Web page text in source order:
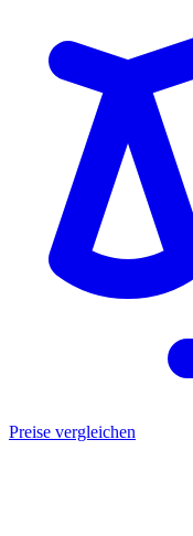
Preise vergleichen